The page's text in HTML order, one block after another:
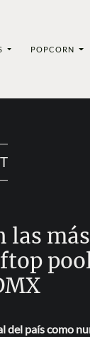
POPCORN
las más
del país como